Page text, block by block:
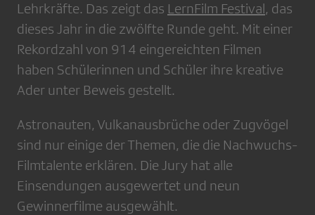
Lehrkräfte. Das zeigt das LernFilm Festival, das
dieses Jahr in die zwölfte Runde geht. Mit einer
Rekordzahl von 914 eingereichten Filmen
haben Schülerinnen und Schüler ihre kreative
Ader unter Beweis gestellt.
Astronauten, Vulkanausbrüche oder Zugvögel
sind nur einige der Themen, die die Nachwuchs-
Filmtalente erklären. Die Jury hat alle
Einsendungen ausgewertet und neun
Gewinnerfilme ausgewählt.